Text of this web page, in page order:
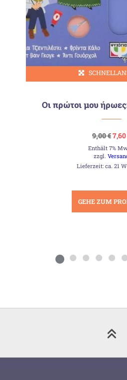
Οι πρώτοι μου
9,00€
Preis
war:
9,00
Enthält 7%
zzgl.
Lieferzeit: ca. 21
GEHE ZUM